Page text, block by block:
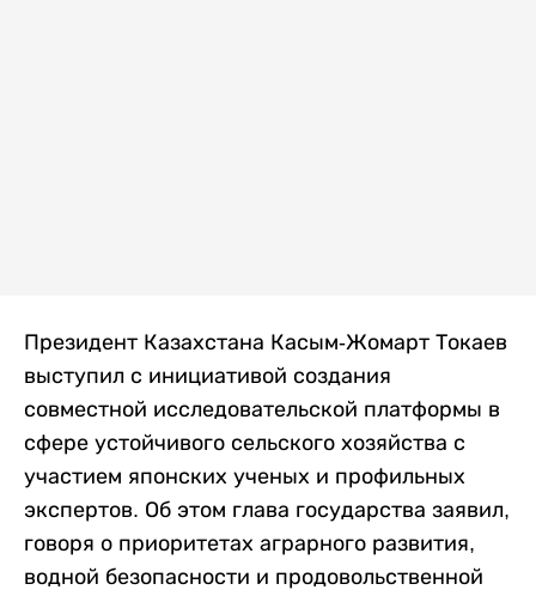
Президент Казахстана Касым-Жомарт Токаев
выступил с инициативой создания
совместной исследовательской платформы в
сфере устойчивого сельского хозяйства с
участием японских ученых и профильных
экспертов. Об этом глава государства заявил,
говоря о приоритетах аграрного развития,
водной безопасности и продовольственной